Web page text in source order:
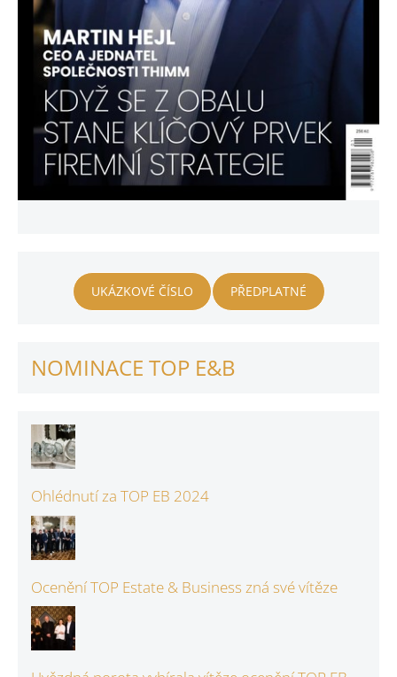
UKÁZKOVÉ ČÍSLO PŘEDPLATNÉ
NOMINACE TOP E&B
Ohlédnutí za TOP EB 2024
Ocenění TOP Estate & Business zná své vítěze